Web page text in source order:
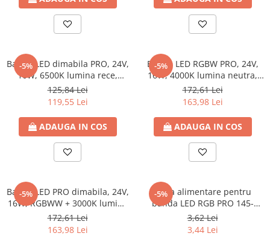
Tablouri electrice - PT
Tablouri electrice - ST
Tablouri Combo (Curenti tari +
Tablouri electrice aparente - usa
metal
Tablouri electrice incastrate - usa
Tablouri electrice IP65
Tablouri Multimedia
-5%
Banda LED dimabila PRO, 24V,
10W, 6500K lumina rece,
1050lm 105lm/W, SMD 2835
60LED/ml, IP68, Eurolamp
(rola 5m)
125,84 Lei
119,55 Lei
ADAUGA IN COS
-5%
Banda LED RGBW PRO, 24V,
16W, 4000K lumina neutra,
IP20, Eurolamp rola 5m
172,61 Lei
163,98 Lei
ADAUGA IN COS
-5%
Banda LED PRO dimabila, 24V,
16W, RGBWW + 3000K lumina
calda, 502lm, SMD5050, IP20,
Eurolamp (5M)
172,61 Lei
163,98 Lei
-5%
Mufa alimentare pentru
banda LED RGB PRO 145-
70143 si 145-70173, 10mm
latime, Eurolamp
3,62 Lei
3,44 Lei